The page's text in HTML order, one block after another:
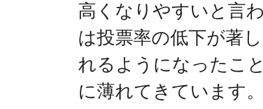
高くなりやすいと言
は投票率の低下が著
れるようになったこ
に薄れてきています